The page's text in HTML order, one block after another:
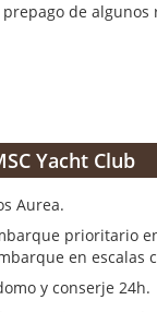
de
Yacht Club
Aurea.
prioritario
en escalas
y conserje 24h.